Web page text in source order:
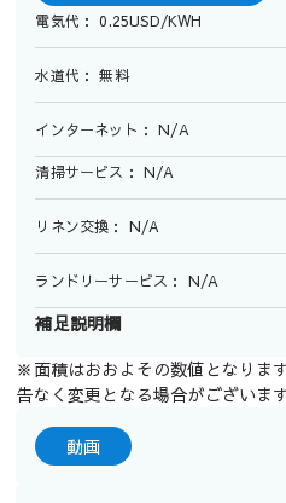
電気代： 0.25USD/KWH
水道代： 無料
インターネット： N/A
清掃サービス： N/A
リネン交換： N/A
ランドリーサービス： N/A
補足説明欄
※面積はおおよその数値となりま
告なく変更となる場合がございます
動画